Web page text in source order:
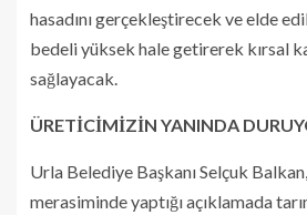
hasadını gerçekleştirecek ve elde
bedeli yüksek hale getirerek kırsal
sağlayacak.
ÜRETİCİMİZİN YANINDA
Urla Belediye Başkanı Selçuk
merasiminde yaptığı açıklamada